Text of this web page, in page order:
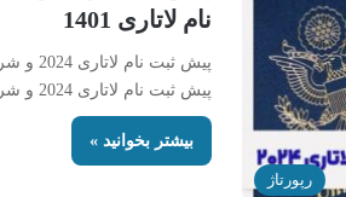
رپورتاژ
نام لاتاری 1401
پیش ثبت نام لاتاری 2024 و شرایط جدید…
بیشتر بخوانید »